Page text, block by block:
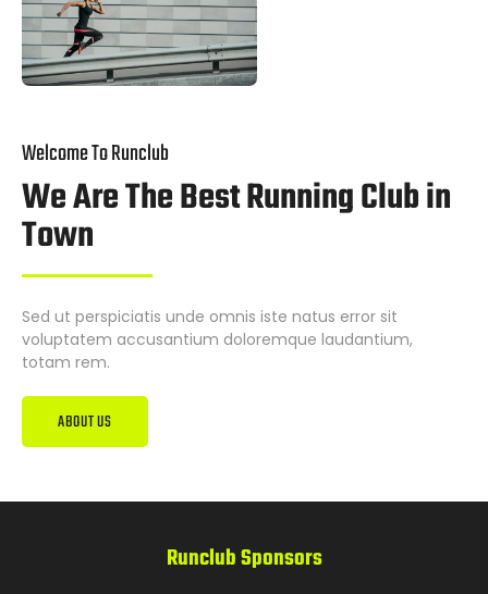
Welcome To Runclub
We Are The Best Running Club in
Town
Sed ut perspiciatis unde omnis iste natus error sit
voluptatem accusantium doloremque laudantium,
totam rem.
ABOUT US
Runclub Sponsors